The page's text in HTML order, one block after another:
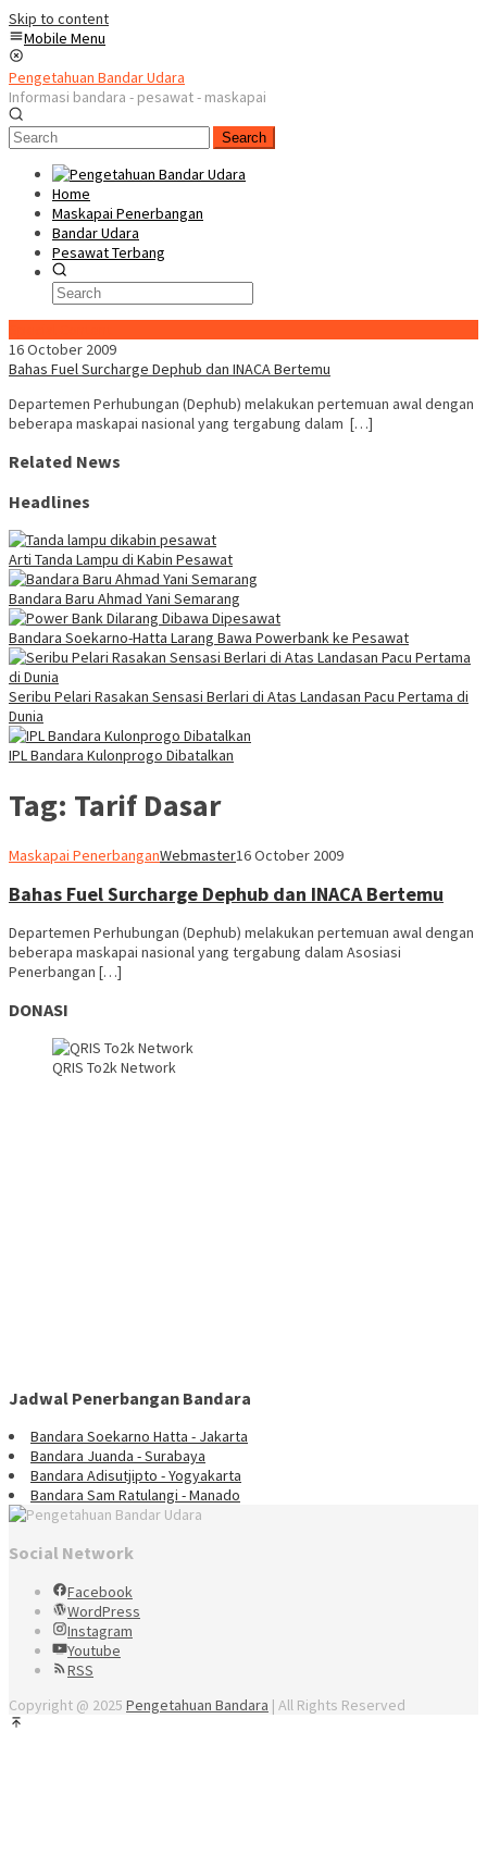
Skip to content
Mobile Menu
Pengetahuan Bandar Udara
Informasi bandara - pesawat - maskapai
Search
Home
Maskapai Penerbangan
Bandar Udara
Pesawat Terbang
16 October 2009
Bahas Fuel Surcharge Dephub dan INACA Bertemu
Departemen Perhubungan (Dephub) melakukan pertemuan awal dengan
beberapa maskapai nasional yang tergabung dalam […]
Related News
Headlines
Arti Tanda Lampu di Kabin Pesawat
Bandara Baru Ahmad Yani Semarang
Bandara Soekarno-Hatta Larang Bawa Powerbank ke Pesawat
Seribu Pelari Rasakan Sensasi Berlari di Atas Landasan Pacu Pertama di
Dunia
IPL Bandara Kulonprogo Dibatalkan
Tag: Tarif Dasar
Maskapai PenerbanganWebmaster16 October 2009
Bahas Fuel Surcharge Dephub dan INACA Bertemu
Departemen Perhubungan (Dephub) melakukan pertemuan awal dengan
beberapa maskapai nasional yang tergabung dalam Asosiasi
Penerbangan […]
DONASI
QRIS To2k Network
Jadwal Penerbangan Bandara
Bandara Soekarno Hatta - Jakarta
Bandara Juanda - Surabaya
Bandara Adisutjipto - Yogyakarta
Bandara Sam Ratulangi - Manado
Social Network
Facebook
WordPress
Instagram
Youtube
RSS
Copyright @ 2025 Pengetahuan Bandara | All Rights Reserved